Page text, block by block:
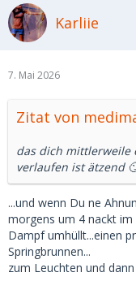
Karliie
7. Mai 2026
Zitat von
das dich mittlerweile
verlaufen ist ätzend
...und wenn Du ne
morgens um 4 nackt im
Dampf umhüllt...einen
Springbrunnen...
zum Leuchten und